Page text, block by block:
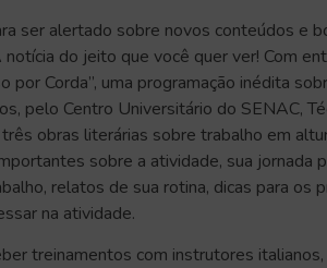
ser alertado sobre novos conteúdos e
do jeito que você quer ver! Com
por Corda”, uma programação inédita
pelo Centro Universitário do SENAC,
obras literárias sobre trabalho em
sobre a atividade, sua jornada
relatos de sua rotina, dicas para os
na atividade.
treinamentos com instrutores